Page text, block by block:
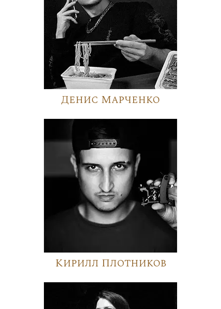
Денис Марченко
Кирилл Плотников